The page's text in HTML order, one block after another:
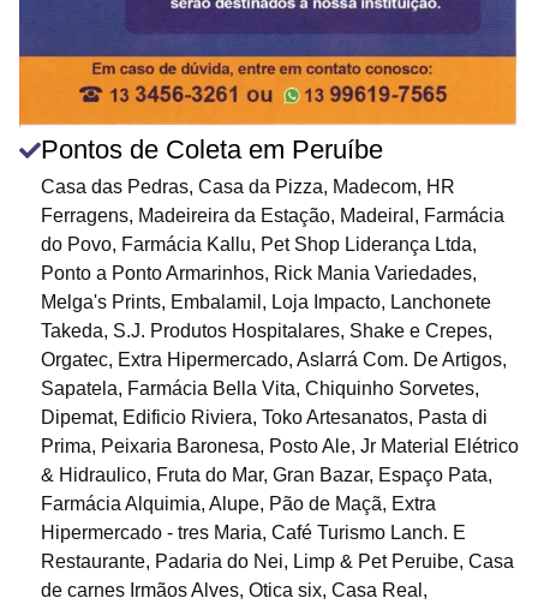
Pontos de Coleta em Peruíbe
Casa das Pedras, Casa da Pizza, Madecom, HR
Ferragens, Madeireira da Estação, Madeiral, Farmácia
do Povo, Farmácia Kallu, Pet Shop Liderança Ltda,
Ponto a Ponto Armarinhos, Rick Mania Variedades,
Melga's Prints, Embalamil, Loja Impacto, Lanchonete
Takeda, S.J. Produtos Hospitalares, Shake e Crepes,
Orgatec, Extra Hipermercado, Aslarrá Com. De Artigos,
Sapatela, Farmácia Bella Vita, Chiquinho Sorvetes,
Dipemat, Edificio Riviera, Toko Artesanatos, Pasta di
Prima, Peixaria Baronesa, Posto Ale, Jr Material Elétrico
& Hidraulico, Fruta do Mar, Gran Bazar, Espaço Pata,
Farmácia Alquimia, Alupe, Pão de Maçã, Extra
Hipermercado - tres Maria, Café Turismo Lanch. E
Restaurante, Padaria do Nei, Limp & Pet Peruibe, Casa
de carnes Irmãos Alves, Otica six, Casa Real,